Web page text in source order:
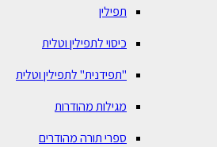
תפילין
כיסוי לתפילין וטלית
"תפידנית" לתפילין וטלית
מגילות מהודרות
ספרי תורה מהודרים